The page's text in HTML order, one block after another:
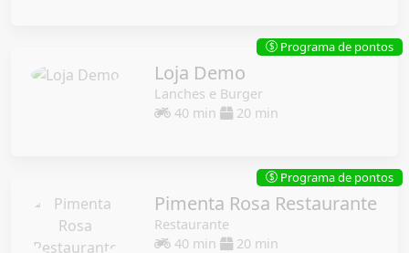
Loja Demo
Lanches e Burger
40 min
20 min
$ Programa de pontos
Pimenta Rosa Restaurante
Restaurante
40 min
20 min
$ Programa de pontos